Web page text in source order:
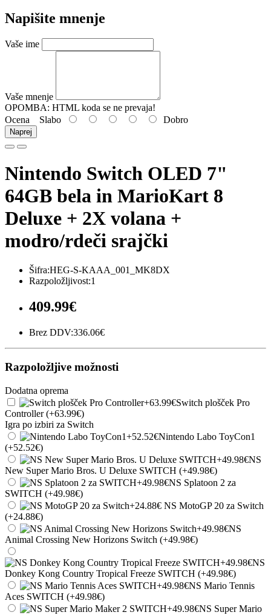
Napišite mnenje
Vaše ime
Vaše mnenje
OPOMBA: HTML koda se ne prevaja!
Ocena Slabo Dobro
Naprej
Nintendo Switch OLED 7"
64GB bela in MarioKart 8
Deluxe + 2X volana +
modro/rdeči srajčki
Šifra:HEG-S-KAAA_001_MK8DX
Razpoložljivost:1
409.99€
Brez DDV:336.06€
Razpoložljive možnosti
Dodatna oprema
Switch plošček Pro
Controller (+63.99€)
Igra po izbiri za Switch
Nintendo Labo ToyCon1
(+52.52€)
NS
New Super Mario Bros. U Deluxe SWITCH (+49.98€)
NS Splatoon 2 za
SWITCH (+49.98€)
NS MotoGP 20 za Switch
(+24.88€)
NS
Animal Crossing New Horizons Switch (+49.98€)
NS
Donkey Kong Country Tropical Freeze SWITCH (+49.98€)
NS Mario Tennis
Aces SWITCH (+49.98€)
NS Super Mario